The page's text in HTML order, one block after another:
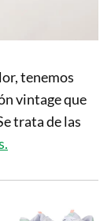
tenemos
vintage que
trata de las